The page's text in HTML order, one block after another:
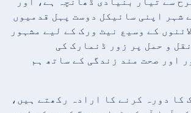
شہر اپنی سائیکل دوست پہل قدمیوں
کے وسیع نیٹ ورک کے لیے مشہور
و حمل پر زور ڈنمارک کی
اور صحت مند زندگی کے ساتھ ہم
کا دورہ کرنے کا ارادہ رکھتے ہیں،